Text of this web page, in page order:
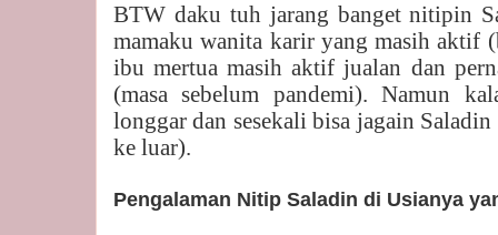
BTW daku tuh jarang banget nitipin
mamaku wanita karir yang masih aktif
ibu mertua masih aktif jualan dan
(masa sebelum pandemi). Namun
longgar dan sesekali bisa jagain
ke luar).
Pengalaman Nitip Saladin di Usianya